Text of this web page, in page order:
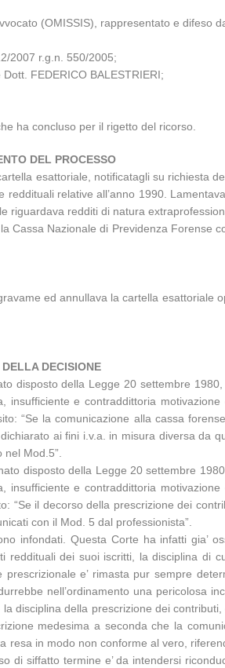
(OMISSIS), rappresentato e difeso
2007 r.g.n. 550/2005;
FEDERICO BALESTRIERI;
ha concluso per il rigetto del ricorso.
DEL PROCESSO
esattoriale, notificatagli su richiesta
relative all’anno 1990.
riguardava redditi di natura
Cassa Nazionale di Previdenza Forense
ed annullava la cartella esattoriale
DECISIONE
disposto della Legge 20 settembre
e contraddittoria
“Se la comunicazione alla cassa
ai fini i.v.a. in misura diversa da
Mod.5”.
disposto della Legge 20 settembre
e contraddittoria
il decorso della prescrizione dei
con il Mod. 5 dal professionista”.
infondati. Questa Corte ha infatti gia’
reddituali dei suoi iscritti, la disciplina di
e’ rimasta pur sempre
nell’ordinamento una pericolosa
disciplina della prescrizione dei
medesima a seconda che la
in modo non conforme al vero,
siffatto termine e’ da intendersi